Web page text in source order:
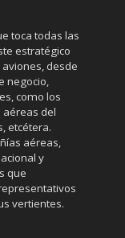
toca todas las
estratégico
desde
negocio,
como los
aéreas del
etcétera.
aéreas,
y
que
vertientes.